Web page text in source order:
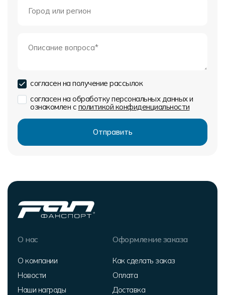
согласен на получение рассылок
согласен на обработку персональных данных и
ознакомлен с политикой конфиденциальности
О нас
О компании
Новости
Наши награды
Оформление заказа
Как сделать заказ
Оплата
Доставка